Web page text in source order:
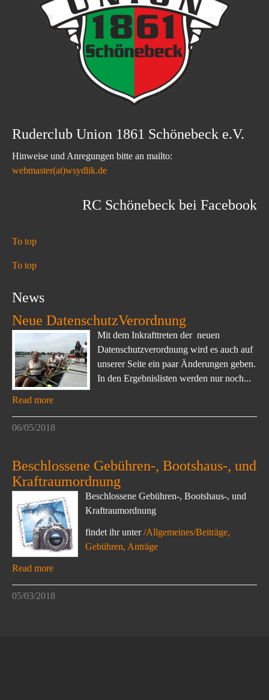
Ruderclub Union 1861 Schönebeck e.V.
Hinweise und Anregungen bitte an mailto:
webmaster(at)wsydlik.de
RC Schönebeck bei Facebook
To top
To top
News
Neue DatenschutzVerordnung
Mit dem Inkrafttreten der neuen
Datenschutzverordnung wird es auch auf
unserer Seite ein paar Änderungen geben.
In den Ergebnislisten werden nur noch...
Read more
06/05/2018
Beschlossene Gebühren-, Bootshaus-, und
Kraftraumordnung
Beschlossene Gebühren-, Bootshaus-, und
Kraftraumordnung
findet ihr unter/Allgemeines/Beiträge,
Gebühren, Anträge
Read more
05/03/2018